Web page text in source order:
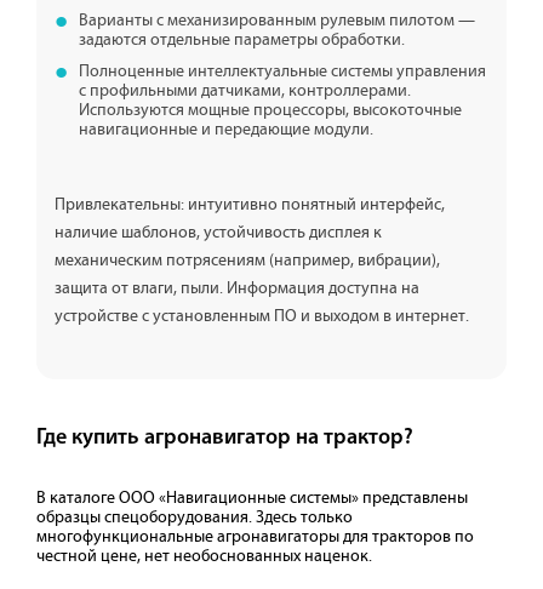
Варианты с механизированным рулевым пилотом —
задаются отдельные параметры обработки.
Полноценные интеллектуальные системы управления
с профильными датчиками, контроллерами.
Используются мощные процессоры, высокоточные
навигационные и передающие модули.
Привлекательны: интуитивно понятный интерфейс,
наличие шаблонов, устойчивость дисплея к
механическим потрясениям (например, вибрации),
защита от влаги, пыли. Информация доступна на
устройстве с установленным ПО и выходом в интернет.
Где купить агронавигатор на трактор?
В каталоге ООО «Навигационные системы» представлены
образцы спецоборудования. Здесь только
многофункциональные агронавигаторы для тракторов по
честной цене, нет необоснованных наценок.